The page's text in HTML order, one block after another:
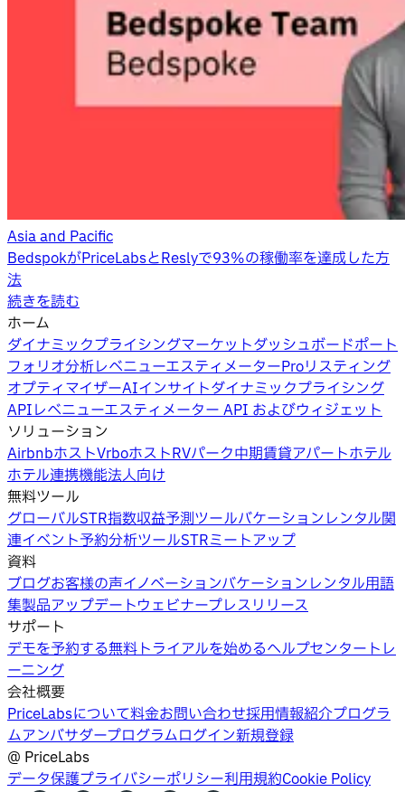
Asia and Pacific
BedspokがPriceLabsとReslyで93%の稼働率を達成した方
法
続きを読む
ホーム
ダイナミックプライシングマーケットダッシュボードポート
フォリオ分析レベニューエスティメーターProリスティング
オプティマイザーAIインサイトダイナミックプライシング
APIレベニューエスティメーター API およびウィジェット
ソリューション
AirbnbホストVrboホストRVパーク中期賃貸アパートホテル
ホテル連携機能法人向け
無料ツール
グローバルSTR指数収益予測ツールバケーションレンタル関
連イベント予約分析ツールSTRミートアップ
資料
ブログお客様の声イノベーションバケーションレンタル用語
集製品アップデートウェビナープレスリリース
サポート
デモを予約する無料トライアルを始めるヘルプセンタートレ
ーニング
会社概要
PriceLabsについて料金お問い合わせ採用情報紹介プログラ
ムアンバサダープログラムログイン新規登録
@ PriceLabs
データ保護プライバシーポリシー利用規約Cookie Policy